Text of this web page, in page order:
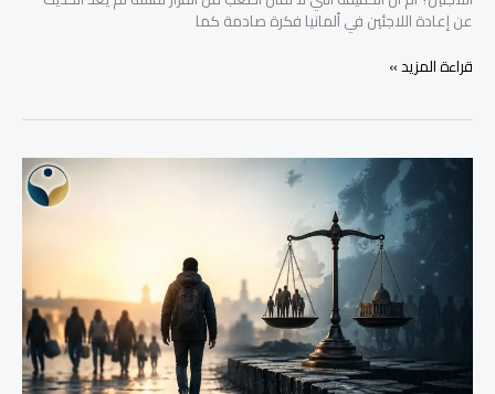
عن إعادة اللاجئين في ألمانيا فكرة صادمة كما
قراءة المزيد »
الإنسان
والسياسة:
متى